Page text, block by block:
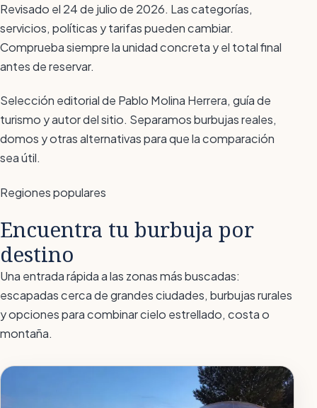
Revisado el 24 de julio de 2026. Las categorías,
servicios, políticas y tarifas pueden cambiar.
Comprueba siempre la unidad concreta y el total final
antes de reservar.
Selección editorial de Pablo Molina Herrera, guía de
turismo y autor del sitio. Separamos burbujas reales,
domos y otras alternativas para que la comparación
sea útil.
Regiones populares
Encuentra tu burbuja por
destino
Una entrada rápida a las zonas más buscadas:
escapadas cerca de grandes ciudades, burbujas rurales
y opciones para combinar cielo estrellado, costa o
montaña.